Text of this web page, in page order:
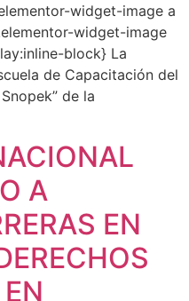
widget-image a
widget-image
block} La
de Capacitación del
de la
A
EN